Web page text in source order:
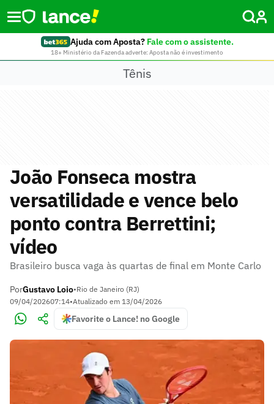
Ajuda com Aposta? Fale com o assistente.
18+ Ministério da Fazenda adverte: Aposta não é investimento
Tênis
João Fonseca mostra
versatilidade e vence belo
ponto contra Berrettini;
vídeo
Brasileiro busca vaga às quartas de final em Monte Carlo
PorGustavo Loio•Rio de Janeiro (RJ)
09/04/202607:14•Atualizado em 13/04/2026
Favorite o Lance! no Google